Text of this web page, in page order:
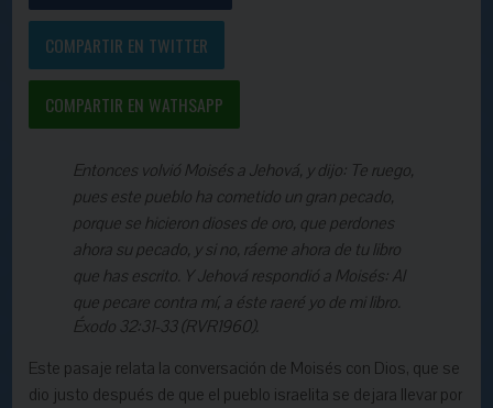
COMPARTIR EN TWITTER
COMPARTIR EN WATHSAPP
Entonces volvió Moisés a Jehová, y dijo: Te ruego,
pues este pueblo ha cometido un gran pecado,
porque se hicieron dioses de oro, que perdones
ahora su pecado, y si no, ráeme ahora de tu libro
que has escrito. Y Jehová respondió a Moisés: Al
que pecare contra mí, a éste raeré yo de mi libro.
Éxodo 32:31-33 (RVR1960).
Este pasaje relata la conversación de Moisés con Dios, que se
dio justo después de que el pueblo israelita se dejara llevar por